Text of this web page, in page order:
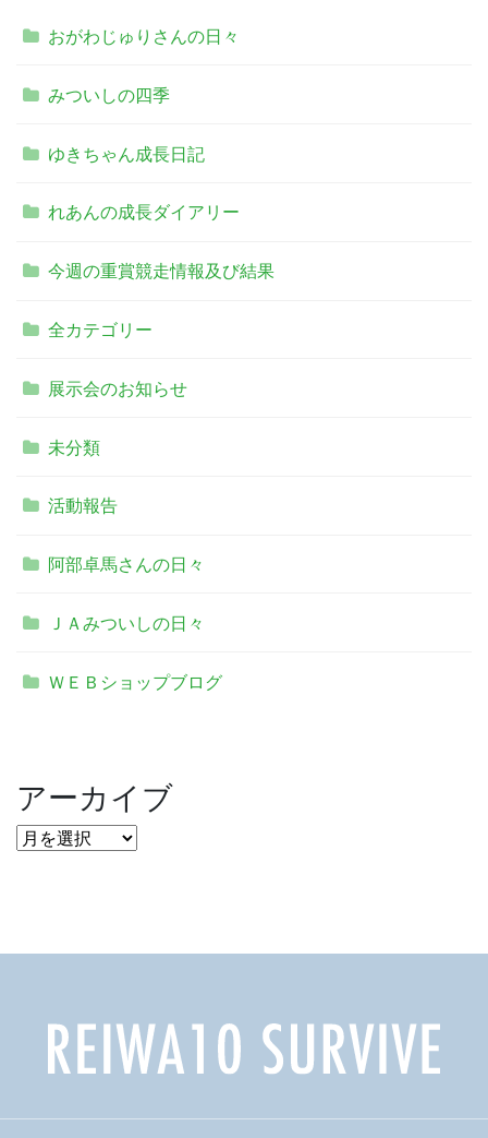
おがわじゅりさんの日々
みついしの四季
ゆきちゃん成長日記
れあんの成長ダイアリー
今週の重賞競走情報及び結果
全カテゴリー
展示会のお知らせ
未分類
活動報告
阿部卓馬さんの日々
ＪＡみついしの日々
ＷＥＢショップブログ
アーカイブ
ア